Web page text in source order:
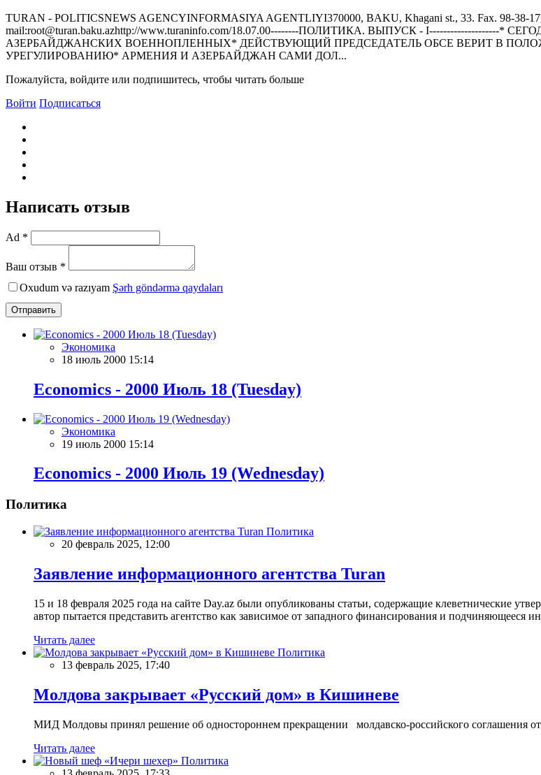
TURAN - РOLITICSNEWS AGENCYINFORMASIYA AGENTLIYI370000, BAKU, Khagani st., 33. Fax. 98-38-17,
mail:root@turan.baku.azhttр://www.turaninfo.com/18.07.00--------ПОЛИТИКА. ВЫПУСК -
АЗЕРБАЙДЖАНСКИХ ВОЕННОПЛЕННЫХ* ДЕЙСТВУЮЩИЙ ПРЕДСЕДАТЕЛЬ ОБСЕ ВЕРИТ В
УРЕГУЛИРОВАНИЮ* АРМЕНИЯ И АЗЕРБАЙДЖАН САМИ ДОЛ...
Пожалуйста, войдите или подпишитесь, чтобы читать больше
Войти Подписаться
Написать отзыв
Ad *
Ваш отзыв *
Oxudum və razıyam Şərh göndərmə qaydaları
Отправить
Экономика
18 июль 2000 15:14
Economics - 2000 Июль 18 (Tuesday)
Экономика
19 июль 2000 15:14
Economics - 2000 Июль 19 (Wednesday)
Политика
Политика
20 февраль 2025, 12:00
Заявление информационного агентства Turan
15 и 18 февраля 2025 года на сайте Day.az были опубликованы статьи, содержащие клеветнические
автор пытается представить агентство как зависимое от западного финансирования и подчиняющееся
Читать далее
Политика
13 февраль 2025, 17:40
Молдова закрывает «Русский дом» в Кишиневе
МИД Молдовы принял решение об одностороннем прекращении молдавско-российского соглашения
Читать далее
Политика